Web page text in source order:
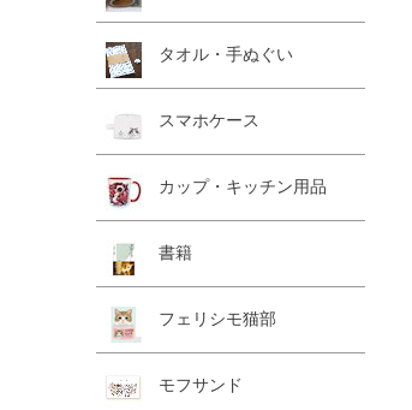
タオル・手ぬぐい
スマホケース
カップ・キッチン用品
書籍
フェリシモ猫部
モフサンド